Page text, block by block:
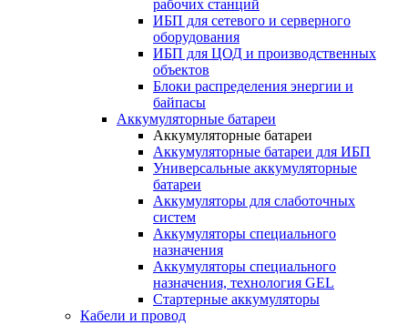
рабочих станций
ИБП для сетевого и серверного
оборудования
ИБП для ЦОД и производственных
объектов
Блоки распределения энергии и
байпасы
Аккумуляторные батареи
Аккумуляторные батареи
Аккумуляторные батареи для ИБП
Универсальные аккумуляторные
батареи
Аккумуляторы для слаботочных
систем
Аккумуляторы специального
назначения
Аккумуляторы специального
назначения, технология GEL
Стартерные аккумуляторы
Кабели и провод